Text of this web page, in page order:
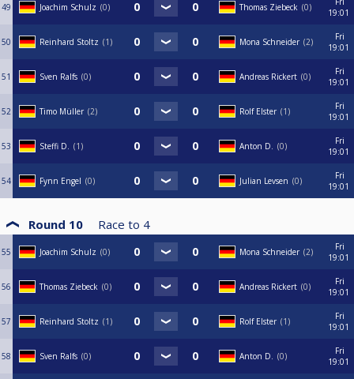
49 Joachim Schulz 0 Thomas Ziebeck 0
19:01
50 Reinhard Stoltz 1 Mona Schneider 2
Fri
19:01
51 Sven Ralfs 0 Andreas Rickert 0
Fri
19:01
52 Timo Müller 2 Rolf Elster 1
Fri
19:01
53 Steffi D. 1 Anton D. 0
Fri
19:01
54 Fynn Engel 0 Julian Levsen 0
Fri
19:01
Round 10 Race to 4
55 Joachim Schulz 0 Mona Schneider 2
Fri
19:01
56 Thomas Ziebeck 0 Andreas Rickert 0
Fri
19:01
57 Reinhard Stoltz 1 Rolf Elster 1
Fri
19:01
58 Sven Ralfs 0 Anton D. 0
Fri
19:01